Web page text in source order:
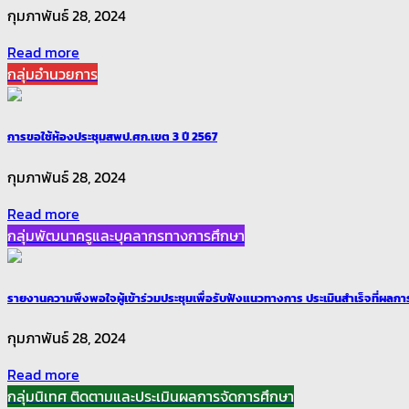
กุมภาพันธ์ 28, 2024
Read more
กลุ่มอำนวยการ
การขอใช้ห้องประชุมสพป.ศก.เขต 3 ปี 2567
กุมภาพันธ์ 28, 2024
Read more
กลุ่มพัฒนาครูและบุคลากรทางการศึกษา
รายงานความพึงพอใจผู้เข้าร่วมประชุมเพื่อรับฟังแนวทางการ ประเมินสำเร็จที่ผล
กุมภาพันธ์ 28, 2024
Read more
กลุ่มนิเทศ ติดตามและประเมินผลการจัดการศึกษา